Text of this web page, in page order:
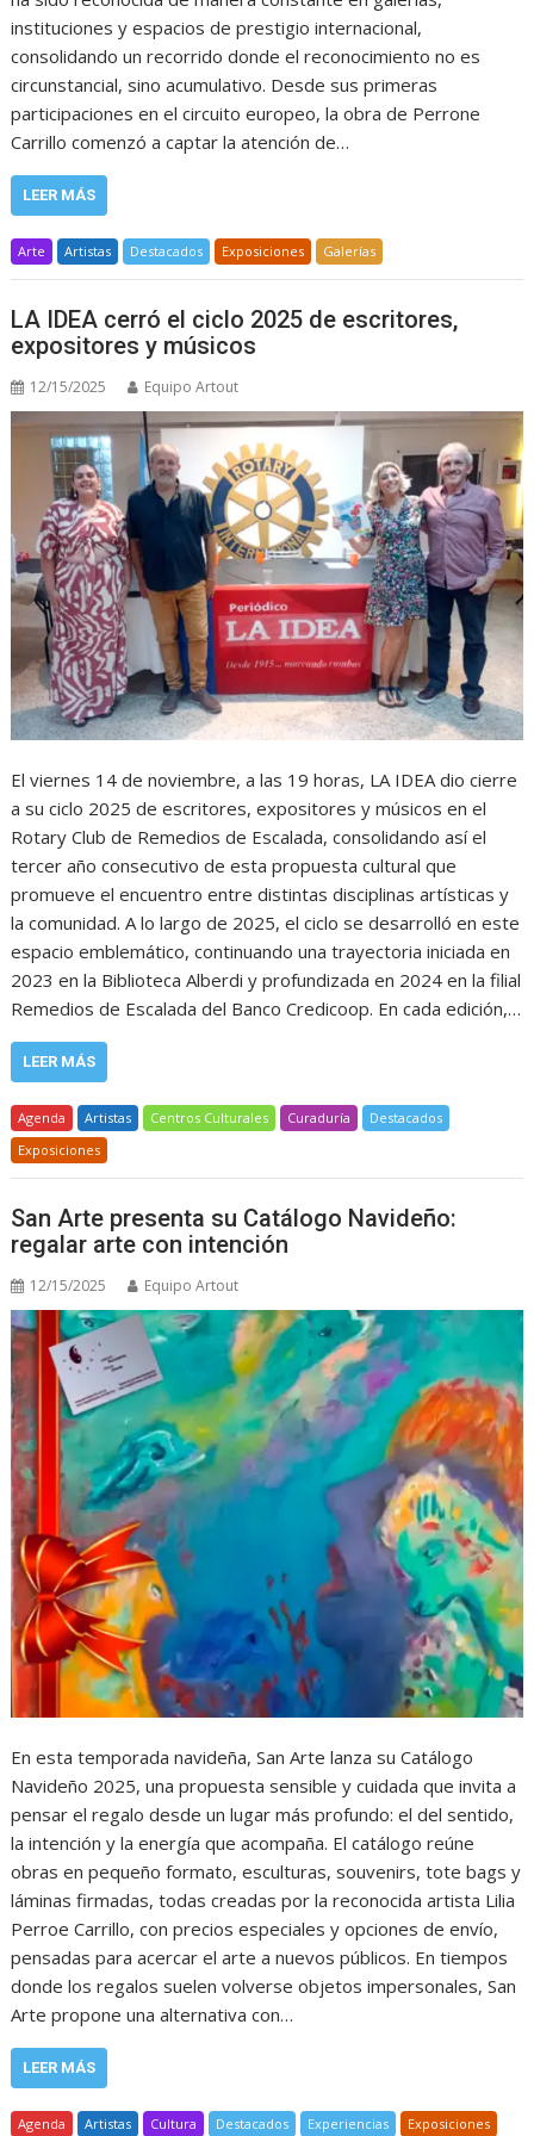
instituciones y espacios de prestigio internacional,
consolidando un recorrido donde el reconocimiento no es
circunstancial, sino acumulativo. Desde sus primeras
participaciones en el circuito europeo, la obra de Perrone
Carrillo comenzó a captar la atención de…
LEER MÁS
Arte Artistas Destacados Exposiciones Galerías
LA IDEA cerró el ciclo 2025 de escritores,
expositores y músicos
12/15/2025 Equipo Artout
El viernes 14 de noviembre, a las 19 horas, LA IDEA dio cierre
a su ciclo 2025 de escritores, expositores y músicos en el
Rotary Club de Remedios de Escalada, consolidando así el
tercer año consecutivo de esta propuesta cultural que
promueve el encuentro entre distintas disciplinas artísticas y
la comunidad. A lo largo de 2025, el ciclo se desarrolló en este
espacio emblemático, continuando una trayectoria iniciada en
2023 en la Biblioteca Alberdi y profundizada en 2024 en la filial
Remedios de Escalada del Banco Credicoop. En cada edición,…
LEER MÁS
Agenda Artistas Centros Culturales Curaduría
Destacados
Exposiciones
San Arte presenta su Catálogo Navideño:
regalar arte con intención
12/15/2025 Equipo Artout
En esta temporada navideña, San Arte lanza su Catálogo
Navideño 2025, una propuesta sensible y cuidada que invita a
pensar el regalo desde un lugar más profundo: el del sentido,
la intención y la energía que acompaña. El catálogo reúne
obras en pequeño formato, esculturas, souvenirs, tote bags y
láminas firmadas, todas creadas por la reconocida artista Lilia
Perroe Carrillo, con precios especiales y opciones de envío,
pensadas para acercar el arte a nuevos públicos. En tiempos
donde los regalos suelen volverse objetos impersonales, San
Arte propone una alternativa con…
LEER MÁS
Agenda Artistas Cultura Destacados Experiencias
Exposiciones